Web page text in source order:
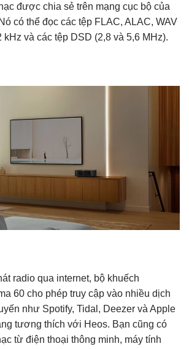
được chia sẻ trên mạng cục bộ của
có thể đọc các tệp FLAC, ALAC, WAV
kHz và các tệp DSD (2,8 và 5,6 MHz).
radio qua internet, bộ khuếch
60 cho phép truy cập vào nhiều dịch
như Spotify, Tidal, Deezer và Apple
tương thích với Heos. Bạn cũng có
từ điện thoại thông minh, máy tính